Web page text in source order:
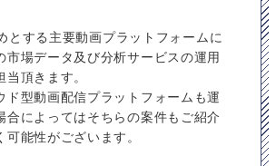
とする主要動画プラットフォームに
市場データ及び分析サービスの運用
頂きます。
ド型動画配信プラットフォームも運
合によってはそちらの案件もご紹介
能性がございます。